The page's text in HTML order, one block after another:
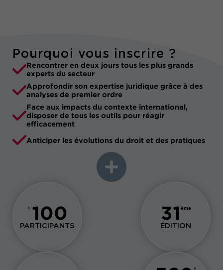
Pourquoi vous inscrire ?
Rencontrer en deux jours tous les plus grands
experts du secteur
Approfondir son expertise juridique grâce à des
analyses de premier ordre
Face aux impacts du contexte international,
disposer de tous les outils pour réagir
efficacement
Anticiper les évolutions du droit et des pratiques
+ 100
PARTICIPANTS
31 ème
ÉDITION
°